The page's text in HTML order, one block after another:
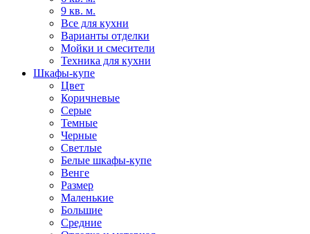
9 кв. м.
Все для кухни
Варианты отделки
Мойки и смесители
Техника для кухни
Шкафы-купе
Цвет
Коричневые
Серые
Темные
Черные
Светлые
Белые шкафы-купе
Венге
Размер
Маленькие
Большие
Средние